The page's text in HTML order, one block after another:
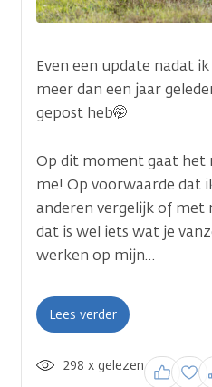
Even een update nadat
meer dan een jaar
gepost heb🤭
Op dit moment gaat het
me! Op voorwaarde dat
anderen vergelijk of met
dat is wel iets wat je
werken op mijn…
Lees verder
Inloggen
298 x gelezen